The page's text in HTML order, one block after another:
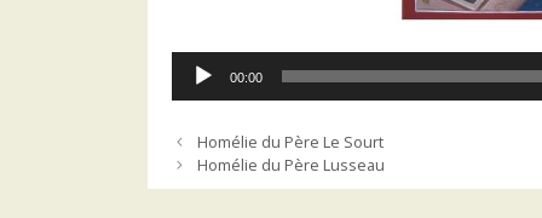
Lecteur
audio
00:00
Homélie du Père Le Sourt
Homélie du Père Lusseau